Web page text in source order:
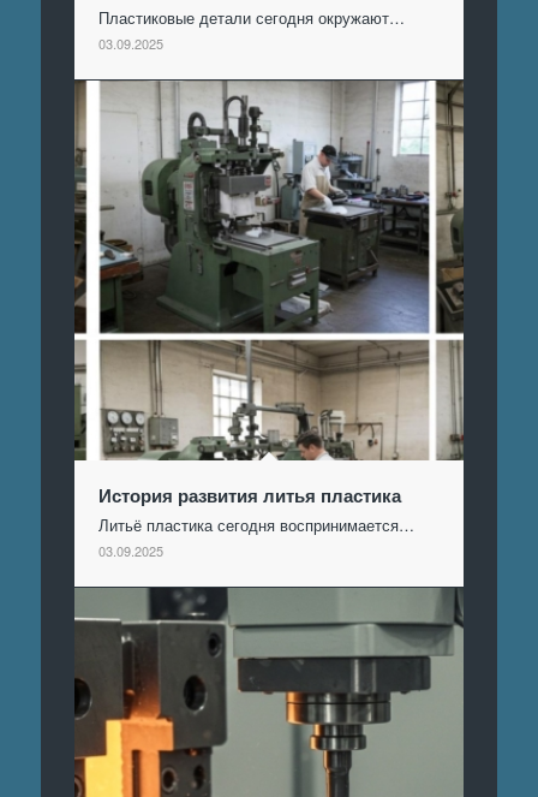
Пластиковые детали сегодня окружают…
03.09.2025
История развития литья пластика
Литьё пластика сегодня воспринимается…
03.09.2025